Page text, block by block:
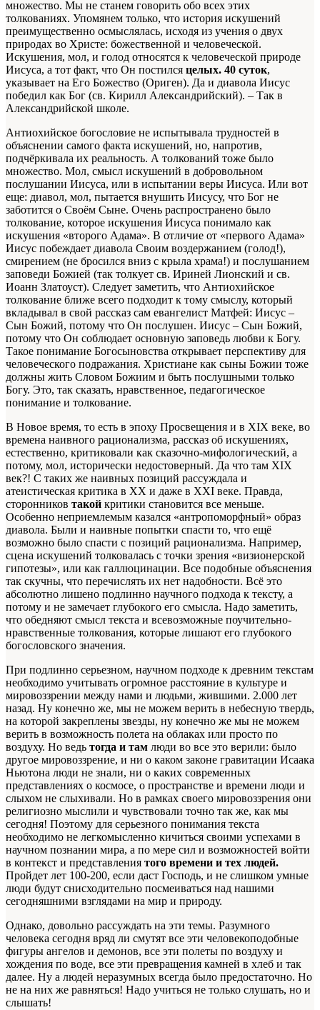
множество. Мы не станем говорить обо всех этих
толкованиях. Упомянем только, что история искушений
преимущественно осмыслялась, исходя из учения о двух
природах во Христе: божественной и человеческой.
Искушения, мол, и голод относятся к человеческой природе
Иисуса, а тот факт, что Он постился целых. 40 суток,
указывает на Его Божество (Ориген). Да и диавола Иисус
победил как Бог (св. Кирилл Александрийский). – Так в
Александрийской школе.
Антиохийское богословие не испытывала трудностей в
объяснении самого факта искушений, но, напротив,
подчёркивала их реальность. А толкований тоже было
множество. Мол, смысл искушений в добровольном
послушании Иисуса, или в испытании веры Иисуса. Или вот
еще: диавол, мол, пытается внушить Иисусу, что Бог не
заботится о Своём Сыне. Очень распространено было
толкование, которое искушения Иисуса понимало как
искушения «второго Адама». В отличие от «первого Адама»
Иисус побеждает диавола Своим воздержанием (голод!),
смирением (не бросился вниз с крыла храма!) и послушанием
заповеди Божией (так толкует св. Ириней Лионский и св.
Иоанн Златоуст). Следует заметить, что Антиохийское
толкование ближе всего подходит к тому смыслу, который
вкладывал в свой рассказ сам евангелист Матфей: Иисус –
Сын Божий, потому что Он послушен. Иисус – Сын Божий,
потому что Он соблюдает основную заповедь любви к Богу.
Такое понимание Богосыновства открывает перспективу для
человеческого подражания. Христиане как сыны Божии тоже
должны жить Словом Божиим и быть послушными только
Богу. Это, так сказать, нравственное, педагогическое
понимание и толкование.
В Новое время, то есть в эпоху Просвещения и в XIX веке, во
времена наивного рационализма, рассказ об искушениях,
естественно, критиковали как сказочно-мифологический, а
потому, мол, исторически недостоверный. Да что там XIX
век?! С таких же наивных позиций рассуждала и
атеистическая критика в XX и даже в XXI веке. Правда,
сторонников такой критики становится все меньше.
Особенно неприемлемым казался «антропоморфный» образ
диавола. Были и наивные попытки спасти то, что ещё
возможно было спасти с позиций рационализма. Например,
сцена искушений толковалась с точки зрения «визионерской
гипотезы», или как галлюцинации. Все подобные объяснения
так скучны, что перечислять их нет надобности. Всё это
абсолютно лишено подлинно научного подхода к тексту, а
потому и не замечает глубокого его смысла. Надо заметить,
что обедняют смысл текста и всевозможные поучительно-
нравственные толкования, которые лишают его глубокого
богословского значения.
При подлинно серьезном, научном подходе к древним текстам
необходимо учитывать огромное расстояние в культуре и
мировоззрении между нами и людьми, жившими. 2.000 лет
назад. Ну конечно же, мы не можем верить в небесную твердь,
на которой закреплены звезды, ну конечно же мы не можем
верить в возможность полета на облаках или просто по
воздуху. Но ведь тогда и там люди во все это верили: было
другое мировоззрение, и ни о каком законе гравитации Исаака
Ньютона люди не знали, ни о каких современных
представлениях о космосе, о пространстве и времени люди и
слыхом не слыхивали. Но в рамках своего мировоззрения они
религиозно мыслили и чувствовали точно так же, как мы
сегодня! Поэтому для серьезного понимания текста
необходимо не легкомысленно кичиться своими успехами в
научном познании мира, а по мере сил и возможностей войти
в контекст и представления того времени и тех людей.
Пройдет лет 100-200, если даст Господь, и не слишком умные
люди будут снисходительно посмеиваться над нашими
сегодняшними взглядами на мир и природу.
Однако, довольно рассуждать на эти темы. Разумного
человека сегодня вряд ли смутят все эти человекоподобные
фигуры ангелов и демонов, все эти полеты по воздуху и
хождения по воде, все эти превращения камней в хлеб и так
далее. Ну а людей неразумных всегда было предостаточно. Но
не на них же равняться! Надо учиться не только слушать, но и
слышать!